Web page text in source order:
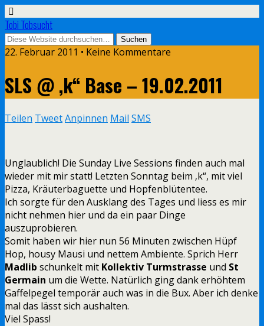
Tobi Tobsucht
22. Februar 2011 • Keine Kommentare
SLS @ ‚k“ Base – 19.02.2011
Teilen TweetAnpinnen Mail SMS
Unglaublich! Die Sunday Live Sessions finden auch mal
wieder mit mir statt! Letzten Sonntag beim ‚k“, mit viel
Pizza, Kräuterbaguette und Hopfenblütentee.
Ich sorgte für den Ausklang des Tages und liess es mir
nicht nehmen hier und da ein paar Dinge
auszuprobieren.
Somit haben wir hier nun 56 Minuten zwischen Hüpf
Hop, housy Mausi und nettem Ambiente. Sprich Herr
Madlib schunkelt mit Kollektiv Turmstrasse und St
Germain um die Wette. Natürlich ging dank erhöhtem
Gaffelpegel temporär auch was in die Bux. Aber ich denke
mal das lässt sich aushalten.
Viel Spass!